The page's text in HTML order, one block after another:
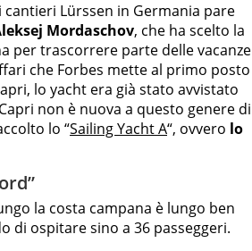
cantieri Lürssen in Germania pare
Mordaschov, che ha scelto la
per trascorrere parte delle vacanze
che Forbes mette al primo posto
lo yacht era già stato avvistato
non è nuova a questo genere di
lo “Sailing Yacht A“, ovvero lo
la costa campana è lungo ben
di ospitare sino a 36 passeggeri.